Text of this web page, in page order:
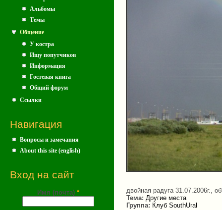
Альбомы
Темы
Общение
У костра
Ищу попутчиков
Информация
Гостевая книга
Общий форум
Ссылки
Навигация
Вопросы и замечания
About this site (english)
Вход на сайт
Имя (почта) *
двойная радуга 31.07.2006г.,
Тема: Другие места
Группа: Клуб SouthUral